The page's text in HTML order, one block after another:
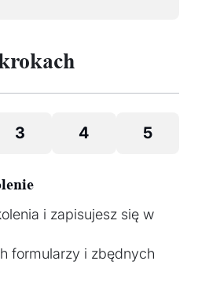
3 4 5
i zapisujesz się w
formularzy i zbędnych